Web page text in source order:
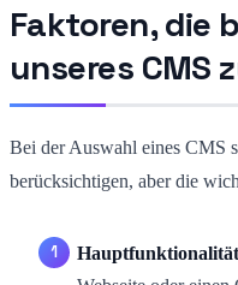
Faktoren, die
unseres CMS
Bei der Auswahl eines CMS
berücksichtigen, aber die
Hauptfunktionalität